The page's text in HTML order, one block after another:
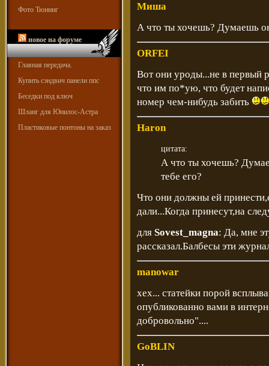
Фото Тюнинг
новое на форуме
Главная передача.
Купить сэндвич панели ппс
Беседки под ключ
Шланг для Юнилос-Астра
Пластиковые понтоны на заказ
Миша
А что ты хочешь? Думаешь
ORFEI
Вот они уроды...не в первый
что им по*ую, что будет
номер чем-нибудь забить
Haron
цитата:
А что ты хочешь?
тебе его?
Что они должны ей
дали...Когда принесут,на
для Sovest_magna: Да, мне
рассказал.Балбесы эти
manowar
хех... статейки порой
опубликованно вами в
добровольно"....
GoBLIN